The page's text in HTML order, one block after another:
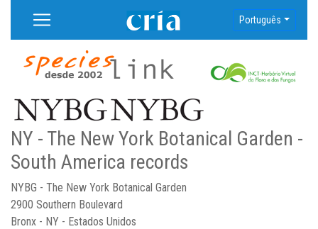
Português
NY - The New York Botanical Garden -
South America records
NYBG - The New York Botanical Garden
2900 Southern Boulevard
Bronx - NY - Estados Unidos